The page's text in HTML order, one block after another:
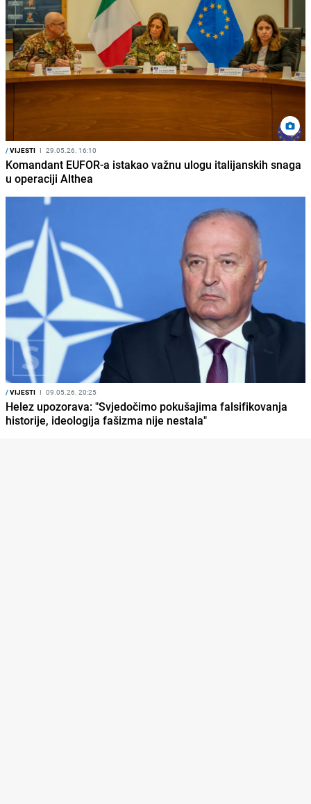
/VIJESTI I 29.05.26. 16:10
Komandant EUFOR-a istakao važnu ulogu italijanskih snaga
u operaciji Althea
/VIJESTI I 09.05.26. 20:25
Helez upozorava: "Svjedočimo pokušajima falsifikovanja
historije, ideologija fašizma nije nestala"